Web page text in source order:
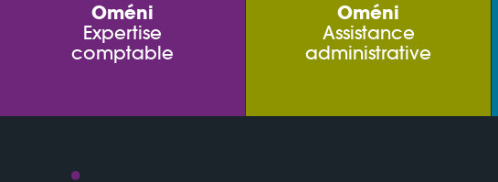
Oméni
Expertise
comptable
Oméni
Assistance
administrative